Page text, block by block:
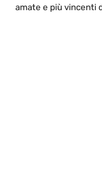
amate e più vincenti